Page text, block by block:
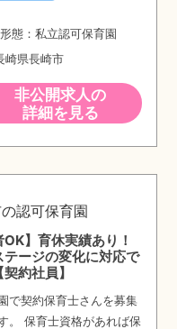
態：私立認可保育園
崎県長崎市
非公開求人の
詳細を見る
認可保育園
OK】育休実績あり！
テージの変化に対応で
約社員】
で契約保育士さんを募集
。 保育士資格があれば保